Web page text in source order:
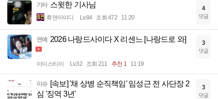
기타 스윗한 기사님
휴면아이디 Lv.84 조회 472 11:20
4
댓글
연예 2026 나랑드사이다 X 리센느 [나랑드로 와]
아이스티이 Lv.32 조회 211 추천 1 11:19
3
댓글
이슈 [속보] '채 상병 순직책임' 임성근 전 사단장 2
심 '징역 3년'
3
댓글